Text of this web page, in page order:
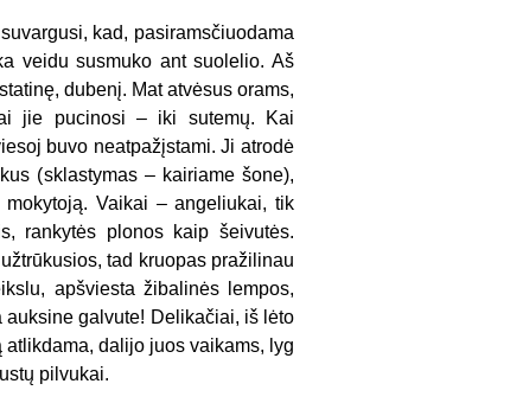
kad, pasiramsčiuodama
veidu susmuko ant suolelio. Aš
dubenį. Mat atvėsus orams,
jie pucinosi – iki sutemų. Kai
buvo neatpažįstami. Ji atrodė
(sklastymas – kairiame šone),
Vaikai – angeliukai, tik
rankytės plonos kaip šeivutės.
tad kruopas pražilinau
apšviesta žibalinės lempos,
galvute! Delikačiai, iš lėto
dalijo juos vaikams, lyg
pilvukai.